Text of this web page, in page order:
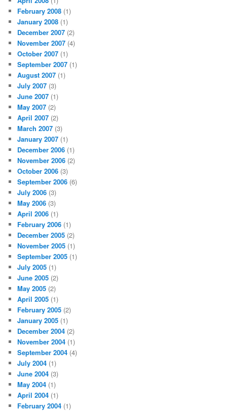
February 2008 (1)
January 2008 (1)
December 2007 (2)
November 2007 (4)
October 2007 (1)
September 2007 (1)
August 2007 (1)
July 2007 (3)
June 2007 (1)
May 2007 (2)
April 2007 (2)
March 2007 (3)
January 2007 (1)
December 2006 (1)
November 2006 (2)
October 2006 (3)
September 2006 (6)
July 2006 (3)
May 2006 (3)
April 2006 (1)
February 2006 (1)
December 2005 (2)
November 2005 (1)
September 2005 (1)
July 2005 (1)
June 2005 (2)
May 2005 (2)
April 2005 (1)
February 2005 (2)
January 2005 (1)
December 2004 (2)
November 2004 (1)
September 2004 (4)
July 2004 (1)
June 2004 (3)
May 2004 (1)
April 2004 (1)
February 2004 (1)